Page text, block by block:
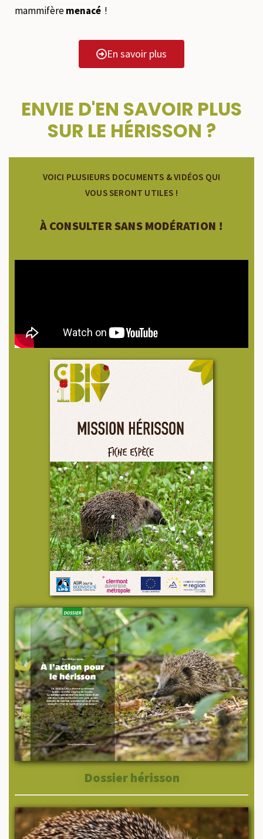
mammifèremenacé !
En savoir plus
ENVIE D'EN SAVOIR PLUS
SUR LE HÉRISSON ?
VOICI PLUSIEURS DOCUMENTS & VIDÉOS QUI
VOUS SERONT UTILES !
À CONSULTER SANS MODÉRATION !
Dossier hérisson